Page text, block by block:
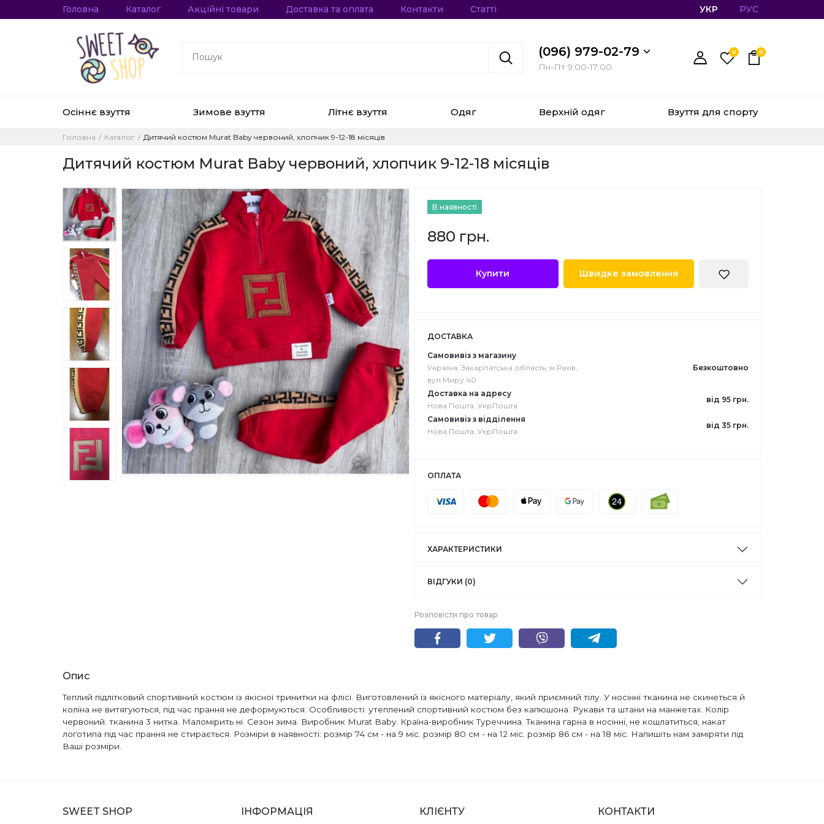
Головна Каталог Акційні товари Доставка та оплата Контакти Статті УКР РУС
(096) 979-02-79
Пн-Пт 9:00-17:00
0 0
Осіннє взуття Зимове взуття Літнє взуття Одяг Верхній одяг Взуття для спорту
Головна Каталог Дитячий костюм Murat Baby червоний, хлопчик 9-12-18 місяців
Дитячий костюм Murat Baby червоний, хлопчик 9-12-18 місяців
В наявності
880 грн.
Купити Швидке замовлення
ДОСТАВКА
Самовивіз з магазину
Україна, Закарпатська область, м.Рахів,
вул.Миру 40
Безкоштовно
Доставка на адресу
Нова Пошта, УкрПошта
від 95 грн.
Самовивіз з відділення
Нова Пошта, УкрПошта
від 35 грн.
ОПЛАТА
ХАРАКТЕРИСТИКИ
ВІДГУКИ (0)
Розповісти про товар
Опис
Теплий підлітковий спортивний костюм із якісної тринитки на флісі. Виготовлений із якісного матеріалу, який приємний тілу. У носінні тканина не скинеться й
коліна не витягуються, під час прання не деформуються. Особливості: утеплений спортивний костюм без капюшона. Рукави та штани на манжетах. Колір
червоний. тканина 3 нитка. Маломірить ні. Сезон зима. Виробник Murat Baby. Країна-виробник Туреччина. Тканина гарна в носінні, не кошлатиться, накат
логотипа під час прання не стирається. Розміри в наявності: розмір 74 см - на 9 міс. розмір 80 см - на 12 міс. розмір 86 см - на 18 міс. Напишіть нам заміряти під
Ваші розміри.
SWEET SHOP ІНФОРМАЦІЯ КЛІЄНТУ КОНТАКТИ